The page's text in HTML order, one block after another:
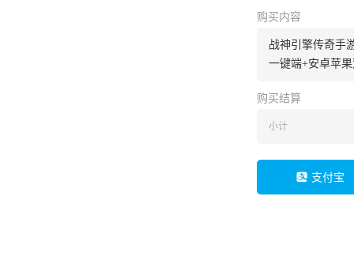
购买内容
战神引擎传奇手
一键端+安卓苹
购买结算
小计
支付宝